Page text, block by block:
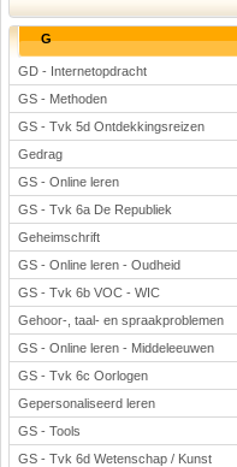
G
GD - Internetopdracht
GS - Methoden
GS - Tvk 5d Ontdekkingsreizen
Gedrag
GS - Online leren
GS - Tvk 6a De Republiek
Geheimschrift
GS - Online leren - Oudheid
GS - Tvk 6b VOC - WIC
Gehoor-, taal- en spraakproblemen
GS - Online leren - Middeleeuwen
GS - Tvk 6c Oorlogen
Gepersonaliseerd leren
GS - Tools
GS - Tvk 6d Wetenschap / Kunst